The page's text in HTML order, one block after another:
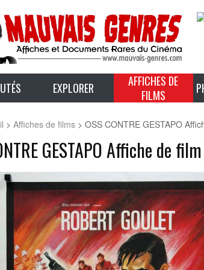
EXPLORER
AFFICHES DE
FILMS
> Affiches de films > OSS CONTRE GESTAPO
GESTAPO Affiche de